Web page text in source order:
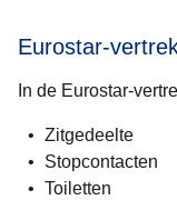
Eurostar-
In de Eurostar-
Zitgedeelte
Stopcontacten
Toiletten